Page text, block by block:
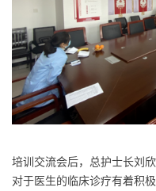
培训交流会后，总护士长刘
对于医生的临床诊疗有着积